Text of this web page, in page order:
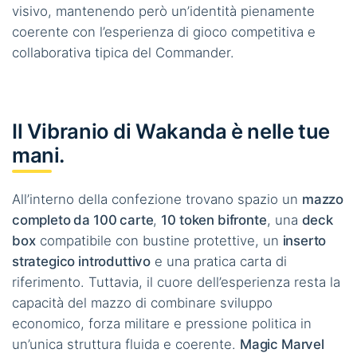
visivo, mantenendo però un’identità pienamente
coerente con l’esperienza di gioco competitiva e
collaborativa tipica del Commander.
Il Vibranio di Wakanda è nelle tue
mani.
All’interno della confezione trovano spazio un mazzo
completo da 100 carte, 10 token bifronte, una deck
boxcompatibile con bustine protettive, un inserto
strategico introduttivo e una pratica carta di
riferimento. Tuttavia, il cuore dell’esperienza resta la
capacità del mazzo di combinare sviluppo
economico, forza militare e pressione politica in
un’unica struttura fluida e coerente. Magic Marvel